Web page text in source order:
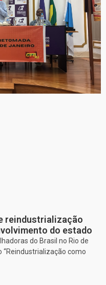
reindustrialização
do estado
do Brasil no Rio de
“Reindustrialização como